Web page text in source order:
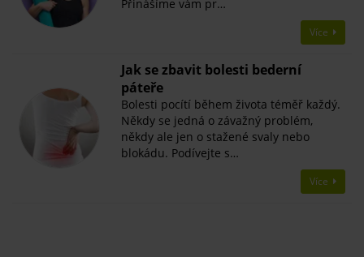
Přinášíme vám pr…
Více
Jak se zbavit bolesti bederní
páteře
Bolesti pocítí během života téměř každý.
Někdy se jedná o závažný problém,
někdy ale jen o stažené svaly nebo
blokádu. Podívejte s…
Více